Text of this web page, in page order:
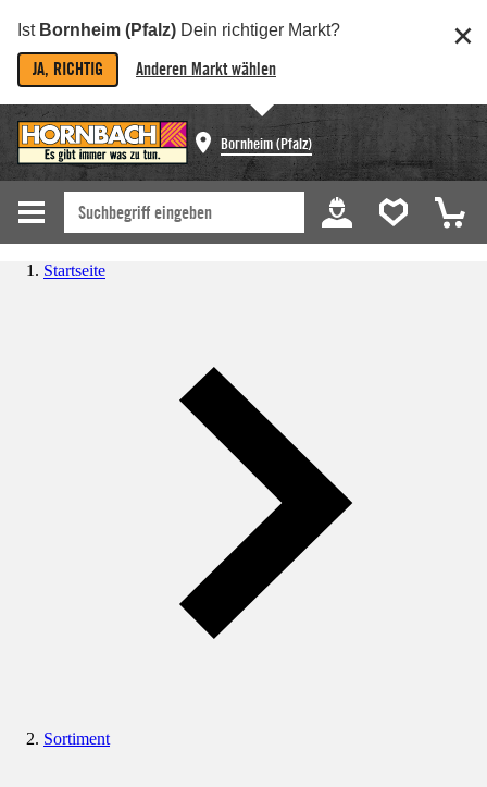
Ist Bornheim (Pfalz) Dein richtiger Markt?
JA, RICHTIG Anderen Markt wählen
Bornheim (Pfalz)
Startseite
Sortiment